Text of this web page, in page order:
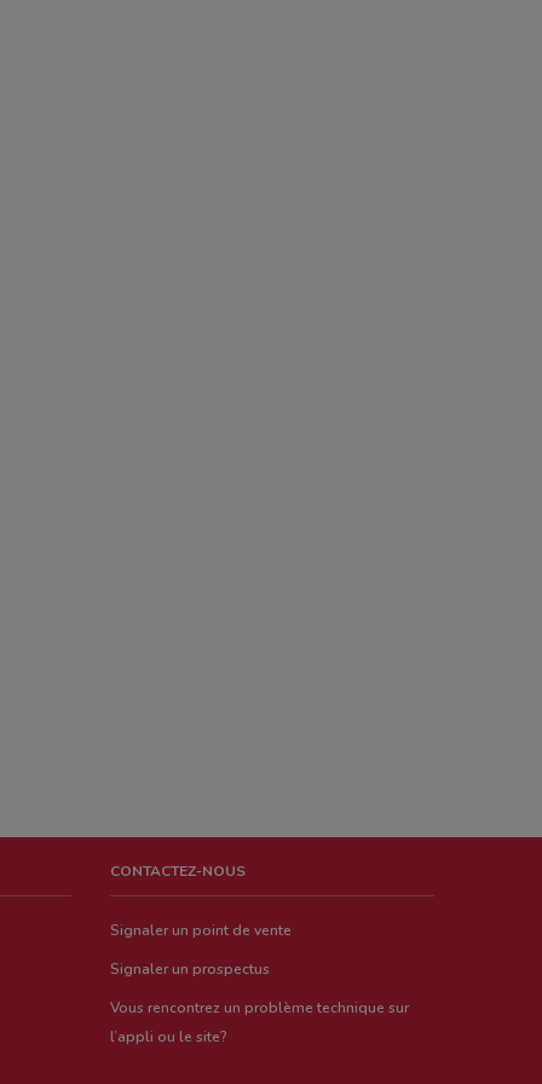
CONTACTEZ-NOUS
Signaler un point de vente
Signaler un prospectus
Vous rencontrez un problème technique sur
l’appli ou le site?